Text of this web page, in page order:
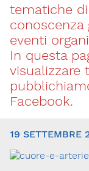
Via Giovanni
20129, Milano
C.F.
P.I.
T. 02-29520311
tematiche
conoscenza
eventi
In questa
visualizzare
Facebook.
19 SETTEMBRE